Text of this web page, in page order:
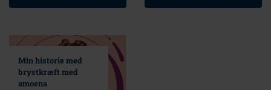
Min historie med
brystkræft med
amoena